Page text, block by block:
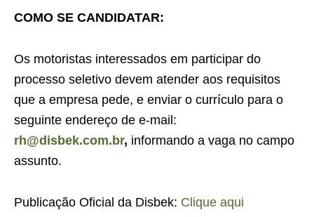
COMO SE CANDIDATAR:
Os motoristas interessados em participar do
processo seletivo devem atender aos requisitos
que a empresa pede, e enviar o currículo para o
seguinte endereço de e-mail:
rh@disbek.com.br, informando a vaga no campo
assunto.
Publicação Oficial da Disbek: Clique aqui